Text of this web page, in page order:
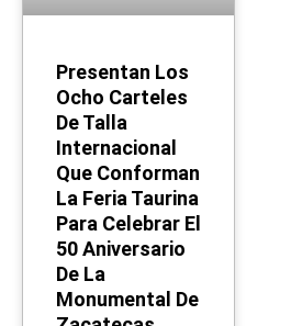
Presentan Los
Ocho Carteles
De Talla
Internacional
Que Conforman
La Feria Taurina
Para Celebrar El
50 Aniversario
De La
Monumental De